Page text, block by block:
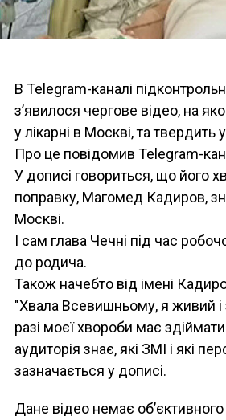
В Telegram-каналі
з’явилося чергове відео, на
у лікарні в Москві, та
Про це повiдомив Telegram-
У дописі говориться, що його
поправку, Магомед Кадиров,
Москві.
І сам глава Чечні під час
до родича.
Також начебто від імені
"Хвала Всевишньому, я живий і
разі моєї хвороби має
аудиторія знає, які ЗМІ і які
зазначається у дописі.
Дане відео немає